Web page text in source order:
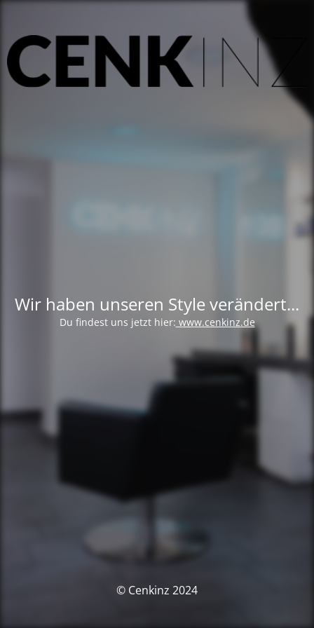
Wir haben unseren Style verändert...
Du findest uns jetzt hier: www.cenkinz.de
© Cenkinz 2024